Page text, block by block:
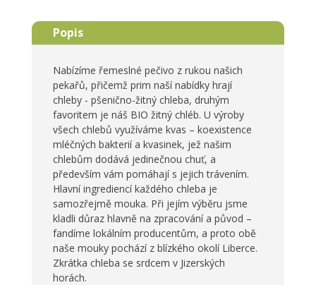
Popis
Nabízíme řemeslné pečivo z rukou našich
pekařů, přičemž prim naší nabídky hrají
chleby - pšenično-žitný chleba, druhým
favoritem je náš BIO žitný chléb. U výroby
všech chlebů využíváme kvas – koexistence
mléčných bakterií a kvasinek, jež našim
chlebům dodává jedinečnou chuť, a
především vám pomáhají s jejich trávením.
Hlavní ingrediencí každého chleba je
samozřejmě mouka. Při jejím výběru jsme
kladli důraz hlavně na zpracování a původ –
fandíme lokálním producentům, a proto obě
naše mouky pochází z blízkého okolí Liberce.
Zkrátka chleba se srdcem v Jizerských
horách.